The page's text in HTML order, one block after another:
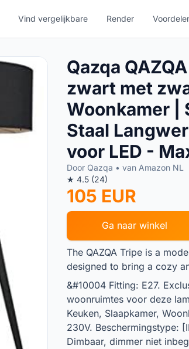
Vind vergelijkbare Render
Qazqa
zwart met
Woonkamer |
Staal
voor LED -
Door Qazqa • van Amazon NL
★ 4.5 (24)
105 EUR
Ga naar winkel
The QAZQA Tripe is a
designed to bring a cozy
&#10004 Fitting: E27.
woonruimtes voor deze
Keuken, Slaapkamer,
230V. Beschermingstype:
Dimbaar, dimmer niet